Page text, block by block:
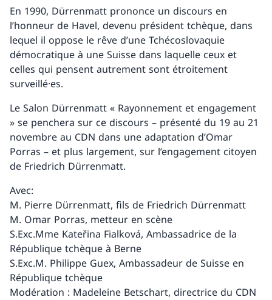
En 1990, Dürrenmatt prononce un discours en
l’honneur de Havel, devenu président tchèque, dans
lequel il oppose le rêve d’une Tchécoslovaquie
démocratique à une Suisse dans laquelle ceux et
celles qui pensent autrement sont étroitement
surveillé·es.
Le Salon Dürrenmatt « Rayonnement et engagement
» se penchera sur ce discours – présenté du 19 au 21
novembre au CDN dans une adaptation d’Omar
Porras – et plus largement, sur l’engagement citoyen
de Friedrich Dürrenmatt.
Avec:
M. Pierre Dürrenmatt, fils de Friedrich Dürrenmatt
M. Omar Porras, metteur en scène
S.Exc.Mme Kateřina Fialková, Ambassadrice de la
République tchèque à Berne
S.Exc.M. Philippe Guex, Ambassadeur de Suisse en
République tchèque
Modération : Madeleine Betschart, directrice du CDN